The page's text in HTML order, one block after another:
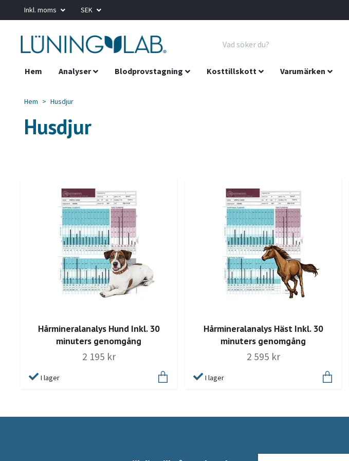
Inkl. moms SEK
Hem Analyser Blodprovstagning Kosttillskott Varumärken
Hem Husdjur
Husdjur
Hårmineralanalys Hund Inkl. 30
minuters genomgång
2 195 kr
I lager
Hårmineralanalys Häst Inkl. 30
minuters genomgång
2 595 kr
I lager